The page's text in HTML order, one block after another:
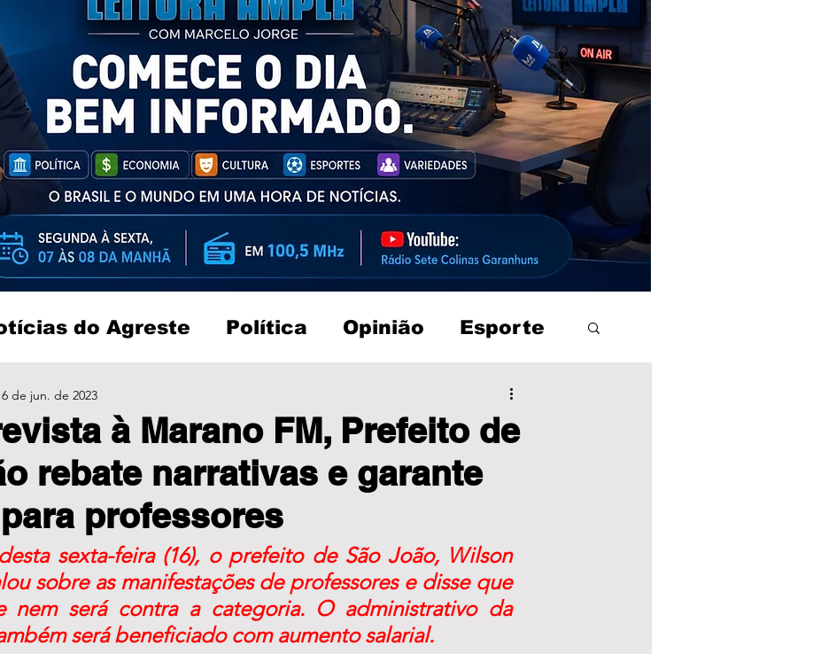
do Agreste Política Opinião Esporte
à Marano FM, Prefeito de
rebate narrativas e garante
professores
de jun. de 2023
sexta-feira (16), o prefeito de São João, Wilson
sobre as manifestações de professores e disse que
nem será contra a categoria. O administrativo da
será beneficiado com aumento salarial.